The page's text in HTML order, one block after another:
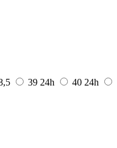
39 24h 40 24h